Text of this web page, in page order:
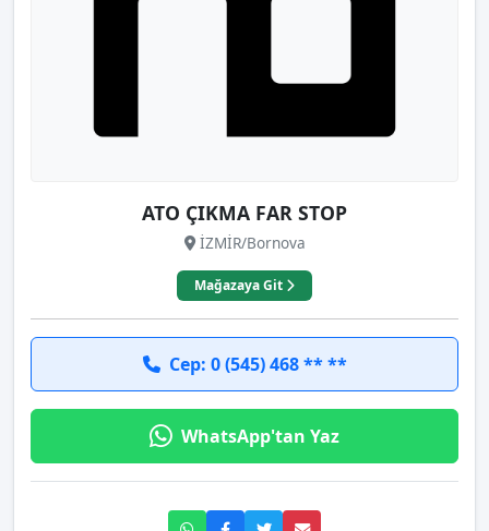
ATO ÇIKMA FAR STOP
İZMİR/Bornova
Mağazaya Git
Cep: 0 (545) 468 ** **
WhatsApp'tan Yaz